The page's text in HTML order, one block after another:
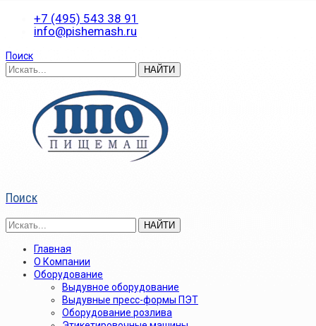
+7 (495) 543 38 91
info@pishemash.ru
Поиск
Поиск
Главная
О Компании
Оборудование
Выдувное оборудование
Выдувные пресс-формы ПЭТ
Оборудование розлива